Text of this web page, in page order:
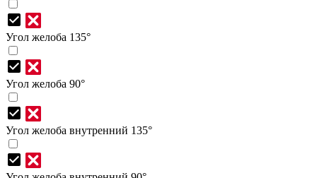
Угол желоба 135°
Угол желоба 90°
Угол желоба внутренний 135°